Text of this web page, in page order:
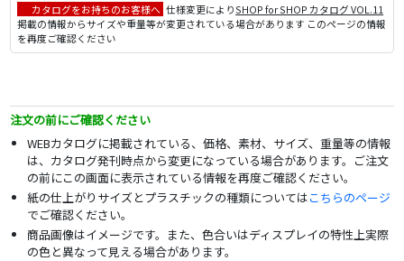
カタログをお持ちのお客様へ 仕様変更によりSHOP for SHOP カタログ VOL.11
掲載の情報からサイズや重量等が変更されている場合があります このページの情報
を再度ご確認ください
注文の前にご確認ください
WEBカタログに掲載されている、価格、素材、サイズ、重量等の情報
は、カタログ発刊時点から変更になっている場合があります。ご注文
の前にこの画面に表示されている情報を再度ご確認ください。
紙の仕上がりサイズとプラスチックの種類についてはこちらのページ
でご確認ください。
商品画像はイメージです。また、色合いはディスプレイの特性上実際
の色と異なって見える場合があります。